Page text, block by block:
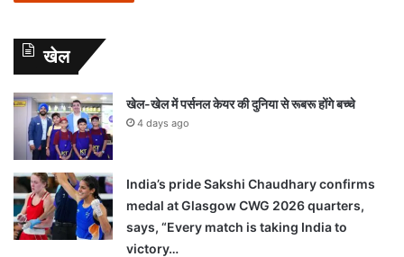
खेल
खेल-खेल में पर्सनल केयर की दुनिया से रूबरू होंगे बच्चे
4 days ago
India’s pride Sakshi Chaudhary confirms
medal at Glasgow CWG 2026 quarters,
says, “Every match is taking India to
victory…